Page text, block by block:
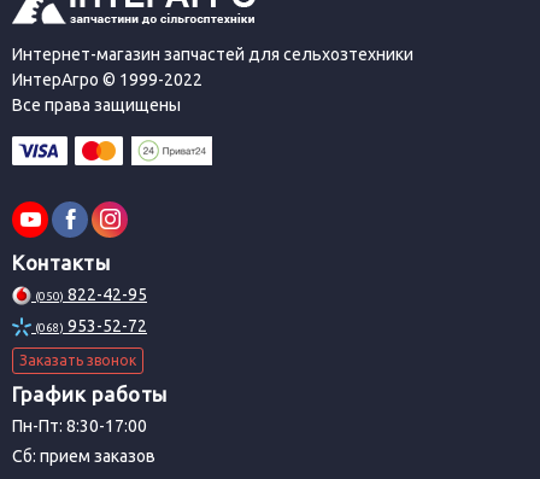
Интернет-магазин запчастей для сельхозтехники
ИнтерАгро © 1999-2022
Все права защищены
Контакты
(050) 822-42-95
(068) 953-52-72
Заказать звонок
График работы
Пн-Пт: 8:30-17:00
Сб: прием заказов